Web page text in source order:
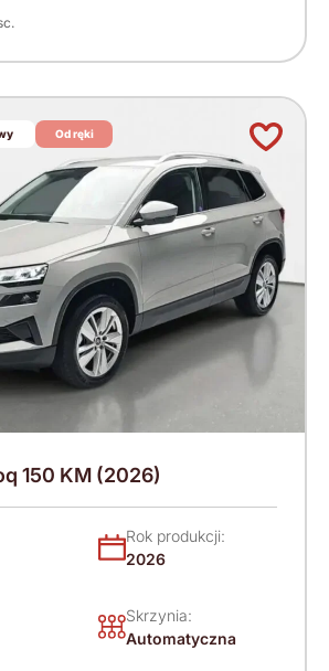
Od ręki
150 KM (2026)
Rok produkcji:
2026
Skrzynia:
Automatyczna